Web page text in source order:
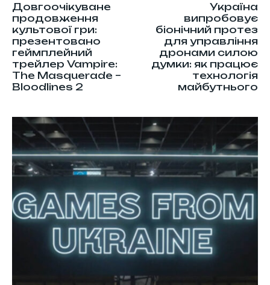
Довгоочікуване
продовження
культової гри:
презентовано
геймплейний
трейлер Vampire:
The Masquerade –
Bloodlines 2
Україна
випробовує
біонічний протез
для управління
дронами силою
думки: як працює
технологія
майбутнього